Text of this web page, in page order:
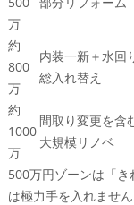
万
約
800
万
内装一新＋水回
総入れ替え
約
1000
万
間取り変更を含
大規模リノベ
500万円ゾーンは「
は極力手を入れませ